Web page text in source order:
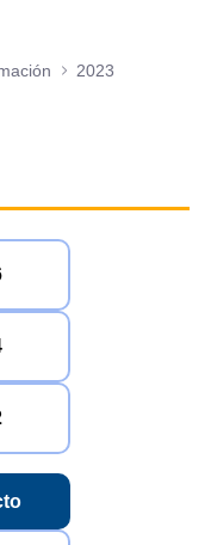
2023